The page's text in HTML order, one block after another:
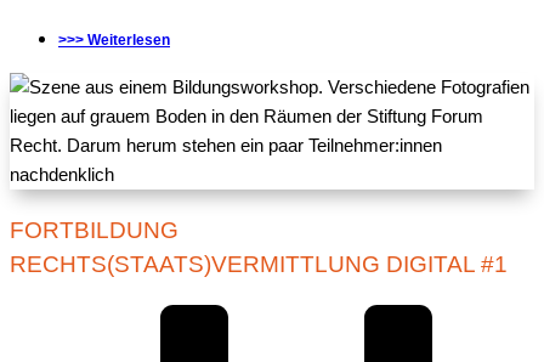
>>> Weiterlesen
FORTBILDUNG
RECHTS(STAATS)VERMITTLUNG DIGITAL #1